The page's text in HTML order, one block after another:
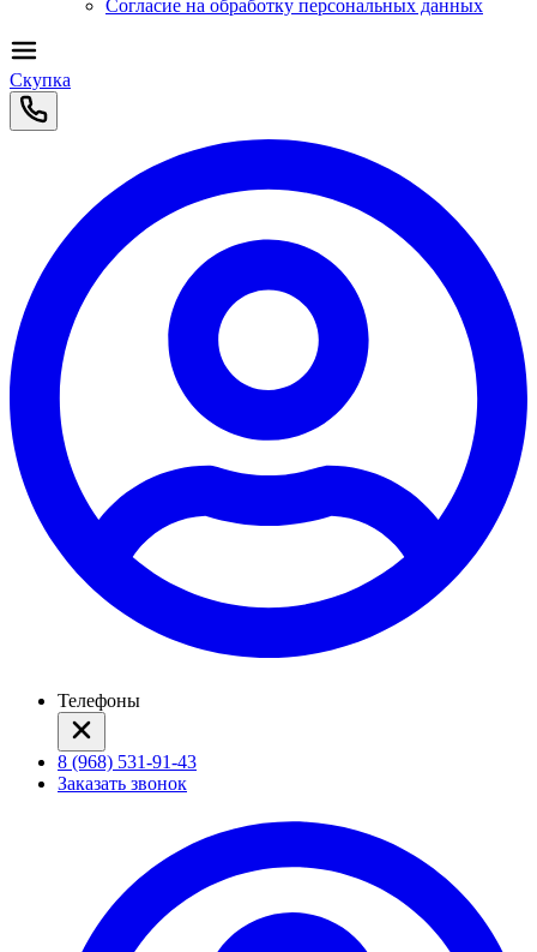
Согласие на обработку персональных данных
Скупка
Телефоны
8 (968) 531-91-43
Заказать звонок